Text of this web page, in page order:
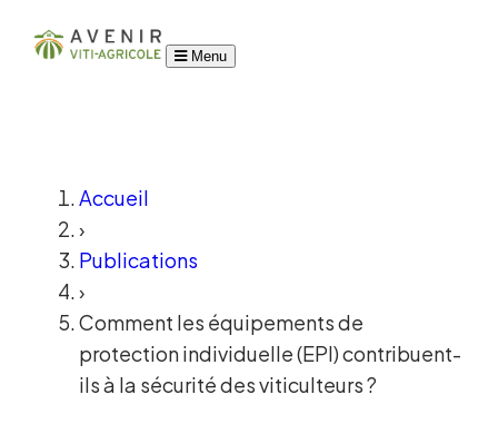
Menu
Accueil
›
Publications
›
Comment les équipements de
protection individuelle (EPI) contribuent-
ils à la sécurité des viticulteurs ?